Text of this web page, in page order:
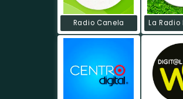
Radio Canela La Radio